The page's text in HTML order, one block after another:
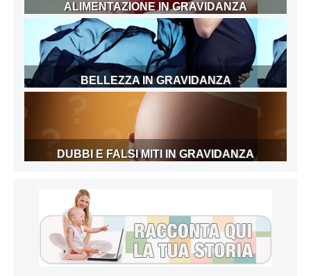
ALIMENTAZIONE IN GRAVIDANZA
BELLEZZA IN GRAVIDANZA
DUBBI E FALSI MITI IN GRAVIDANZA